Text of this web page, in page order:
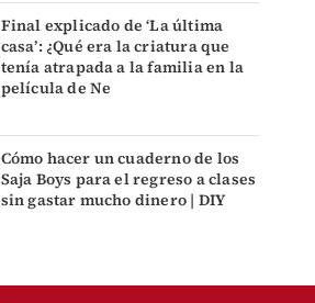
Final explicado de ‘La última
casa’: ¿Qué era la criatura que
tenía atrapada a la familia en la
película de Ne
Cómo hacer un cuaderno de los
Saja Boys para el regreso a clases
sin gastar mucho dinero | DIY